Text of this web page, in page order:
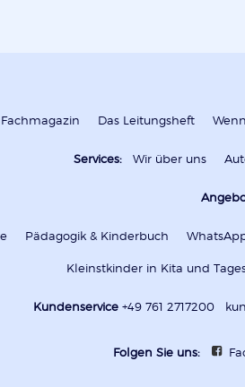
Fachmagazin Das Leitungsheft
Services: Wir über uns
Pädagogik & Kinderbuch
Kleinstkinder in Kita und
Kundenservice +49 761 2717200
Folgen Sie uns: